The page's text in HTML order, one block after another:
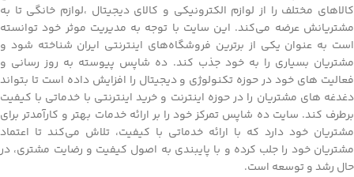
کالاهای مختلف را از لوازم الکترونیکی و کالای دیجیتال ،لوازم خانگی تا به
مشتریانش عرضه می‌کند. این سایت با توجه به مدیریت موثر خود توانسته
است به عنوان یکی از برترین فروشگاه‌های اینترنتی ایران شناخته شود و
مشتریان بسیاری را به خود جذب کند. ده شاپس پیوسته به روز رسانی و
فعالیت های خود در حوزه تکنولوژی و دیجیتال را افزایش داده است تا بتواند
دغدغه های مشتریان را در حوزه اینترنت و خرید اینترنتی با خدماتی با کیفیت
برطرف کند. سایت ده شاپس تمرکز خود را بر ارائه خدمات بهتر و کارآمدتر برای
مشتریان خود دارد که با ارائه خدماتی با کیفیت، تلاش می‌کند تا اعتماد
مشتریان خود را جلب کرده و با پایبندی به اصول کیفیت و رضایت مشتری، در
حال رشد و توسعه است.